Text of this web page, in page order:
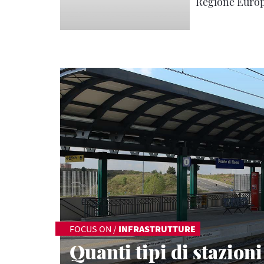
FOCUS ON / INFRASTRUTTURE
Quanti tipi di stazioni